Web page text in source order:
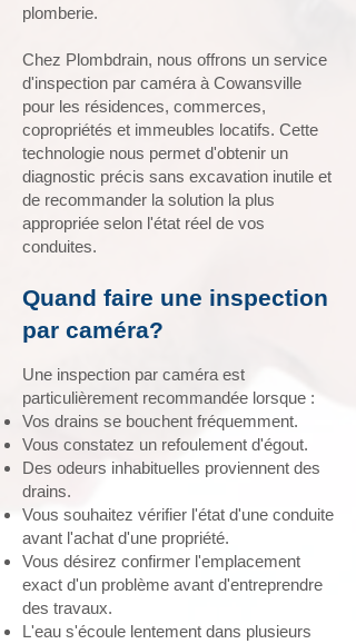
plomberie.
Chez Plombdrain, nous offrons un service
d'inspection par caméra à Cowansville
pour les résidences, commerces,
copropriétés et immeubles locatifs. Cette
technologie nous permet d'obtenir un
diagnostic précis sans excavation inutile et
de recommander la solution la plus
appropriée selon l'état réel de vos
conduites.
Quand faire une inspection
par caméra?
Une inspection par caméra est
particulièrement recommandée lorsque :
Vos drains se bouchent fréquemment.
Vous constatez un refoulement d'égout.
Des odeurs inhabituelles proviennent des
drains.
Vous souhaitez vérifier l'état d'une conduite
avant l'achat d'une propriété.
Vous désirez confirmer l'emplacement
exact d'un problème avant d'entreprendre
des travaux.
L'eau s'écoule lentement dans plusieurs